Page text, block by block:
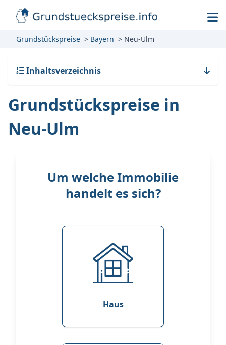
Grundstückspreise Bayern Neu-Ulm
Inhaltsverzeichnis
Grundstückspreise in
Neu-Ulm
Um welche Immobilie
handelt es sich?
Haus